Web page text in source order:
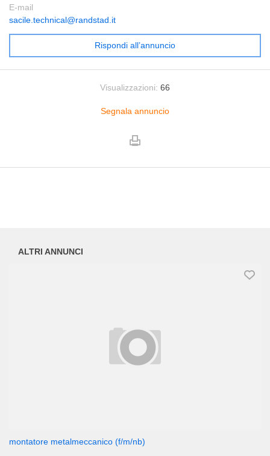
E-mail
sacile.technical@randstad.it
Rispondi all’annuncio
Visualizzazioni: 66
Segnala annuncio
ALTRI ANNUNCI
montatore metalmeccanico (f/m/nb)